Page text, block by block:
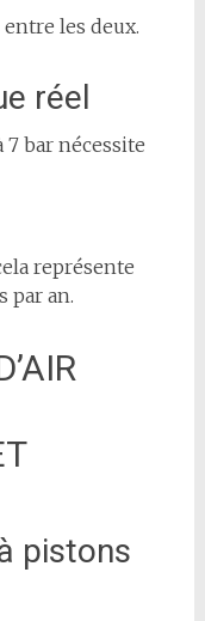
les deux.
réel
7 bar nécessite
représente
par an.
pistons